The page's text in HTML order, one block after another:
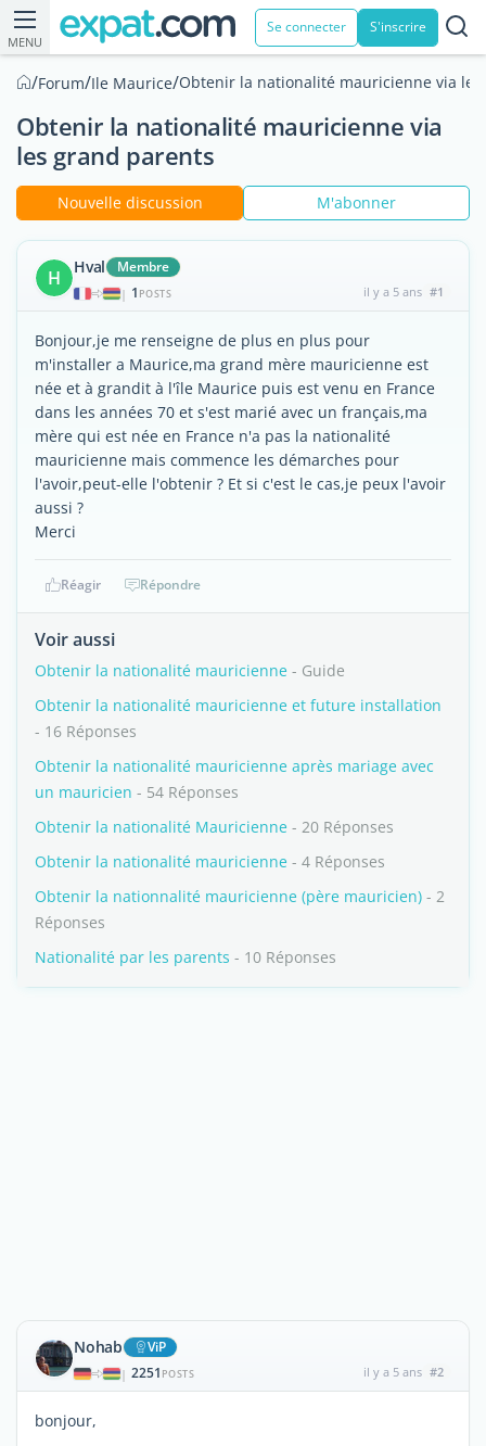
MENU
Se connecter S'inscrire
/Forum/Ile Maurice/Obtenir la nationalité mauricienne via
Obtenir la nationalité mauricienne via
les grand parents
Nouvelle discussion M'abonner
H Hval Membre
| 1 POSTS il y a 5 ans #1
Bonjour,je me renseigne de plus en plus pour
m'installer a Maurice,ma grand mère mauricienne est
née et à grandit à l'île Maurice puis est venu en France
dans les années 70 et s'est marié avec un français,ma
mère qui est née en France n'a pas la nationalité
mauricienne mais commence les démarches pour
l'avoir,peut-elle l'obtenir ? Et si c'est le cas,je peux l'avoir
aussi ?
Merci
Réagir Répondre
Voir aussi
Obtenir la nationalité mauricienne - Guide
Obtenir la nationalité mauricienne et future installation
- 16 Réponses
Obtenir la nationalité mauricienne après mariage avec
un mauricien - 54 Réponses
Obtenir la nationalité Mauricienne - 20 Réponses
Obtenir la nationalité mauricienne - 4 Réponses
Obtenir la nationnalité mauricienne (père mauricien) - 2
Réponses
Nationalité par les parents - 10 Réponses
Nohab ViP
| 2251 POSTS il y a 5 ans #2
bonjour,